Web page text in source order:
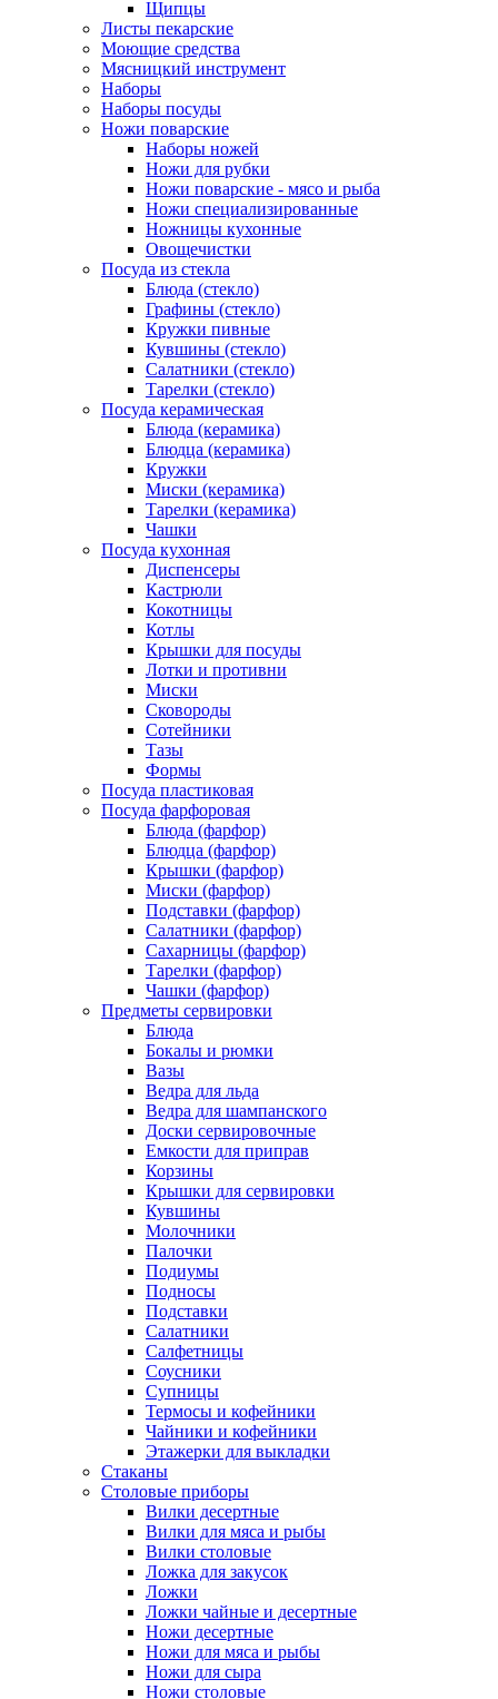
Щипцы
Листы пекарские
Моющие средства
Мясницкий инструмент
Наборы
Наборы посуды
Ножи поварские
Наборы ножей
Ножи для рубки
Ножи поварские - мясо и рыба
Ножи специализированные
Ножницы кухонные
Овощечистки
Посуда из стекла
Блюда (стекло)
Графины (стекло)
Кружки пивные
Кувшины (стекло)
Салатники (стекло)
Тарелки (стекло)
Посуда керамическая
Блюда (керамика)
Блюдца (керамика)
Кружки
Миски (керамика)
Тарелки (керамика)
Чашки
Посуда кухонная
Диспенсеры
Кастрюли
Кокотницы
Котлы
Крышки для посуды
Лотки и противни
Миски
Сковороды
Сотейники
Тазы
Формы
Посуда пластиковая
Посуда фарфоровая
Блюда (фарфор)
Блюдца (фарфор)
Крышки (фарфор)
Миски (фарфор)
Подставки (фарфор)
Салатники (фарфор)
Сахарницы (фарфор)
Тарелки (фарфор)
Чашки (фарфор)
Предметы сервировки
Блюда
Бокалы и рюмки
Вазы
Ведра для льда
Ведра для шампанского
Доски сервировочные
Емкости для приправ
Корзины
Крышки для сервировки
Кувшины
Молочники
Палочки
Подиумы
Подносы
Подставки
Салатники
Салфетницы
Соусники
Супницы
Термосы и кофейники
Чайники и кофейники
Этажерки для выкладки
Стаканы
Столовые приборы
Вилки десертные
Вилки для мяса и рыбы
Вилки столовые
Ложка для закусок
Ложки
Ложки чайные и десертные
Ножи десертные
Ножи для мяса и рыбы
Ножи для сыра
Ножи столовые